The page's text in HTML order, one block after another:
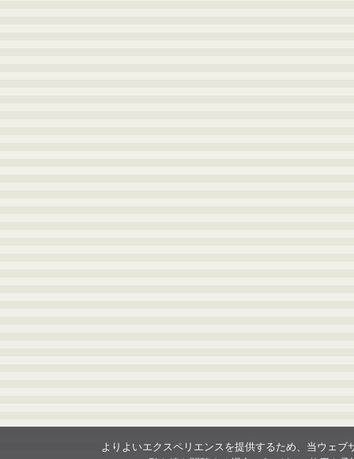
よりよいエクスペリエンスを提供するため、当ウェ